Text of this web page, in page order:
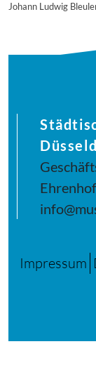
Johann Ludwig
Impressum